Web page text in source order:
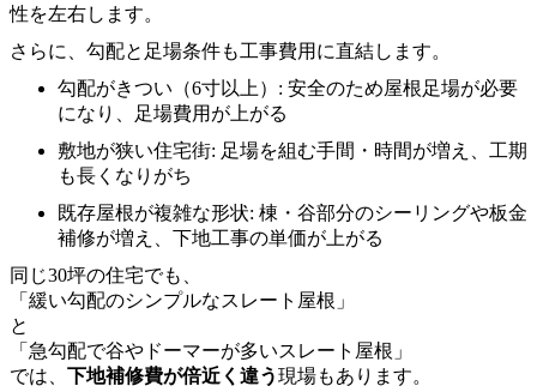
性を左右します。
さらに、勾配と足場条件も工事費用に直結します。
勾配がきつい（6寸以上）: 安全のため屋根足場が必要
になり、足場費用が上がる
敷地が狭い住宅街: 足場を組む手間・時間が増え、工期
も長くなりがち
既存屋根が複雑な形状: 棟・谷部分のシーリングや板金
補修が増え、下地工事の単価が上がる
同じ30坪の住宅でも、
「緩い勾配のシンプルなスレート屋根」
と
「急勾配で谷やドーマーが多いスレート屋根」
では、 下地補修費が倍近く違う現場もあります。